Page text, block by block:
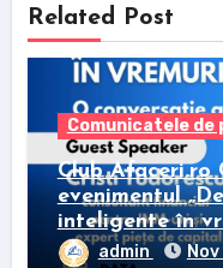
Related Post
Comunicatele de
Club Afaceri.ro
evenimentul
inteligente în
admin